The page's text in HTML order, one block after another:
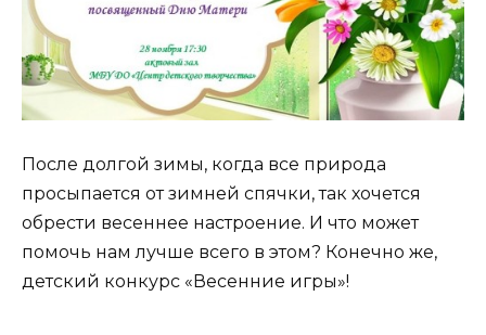
После долгой зимы, когда все природа
просыпается от зимней спячки, так хочется
обрести весеннее настроение. И что может
помочь нам лучше всего в этом? Конечно же,
детский конкурс «Весенние игры»!